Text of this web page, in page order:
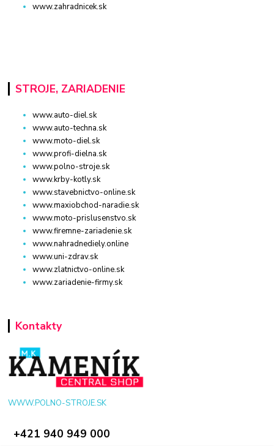
www.zahradnicek.sk
STROJE, ZARIADENIE
www.auto-diel.sk
www.auto-techna.sk
www.moto-diel.sk
www.profi-dielna.sk
www.polno-stroje.sk
www.krby-kotly.sk
www.stavebnictvo-online.sk
www.maxiobchod-naradie.sk
www.moto-prislusenstvo.sk
www.firemne-zariadenie.sk
www.nahradnediely.online
www.uni-zdrav.sk
www.zlatnictvo-online.sk
www.zariadenie-firmy.sk
Kontakty
WWW.POLNO-STROJE.SK
+421 940 949 000